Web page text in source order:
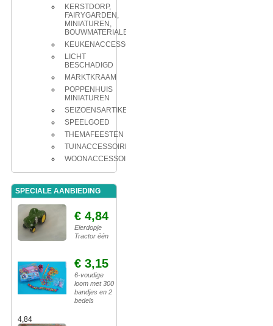
KERSTDORP,
FAIRYGARDEN,
MINIATUREN,
BOUWMATERIALEN
KEUKENACCESSOIRES
LICHT
BESCHADIGD
MARKTKRAAM
POPPENHUIS
MINIATUREN
SEIZOENSARTIKELEN
SPEELGOED
THEMAFEESTEN
TUINACCESSOIRES
WOONACCESSOIRES
SPECIALE AANBIEDING
€ 4,84
Eierdopje
Tractor één
€ 3,15
6-voudige
loom met 300
bandjes en 2
bedels
4,84